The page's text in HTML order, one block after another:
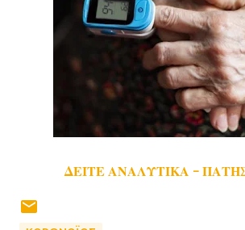
ΔΕΙΤΕ ΑΝΑΛΥΤΙΚΑ -